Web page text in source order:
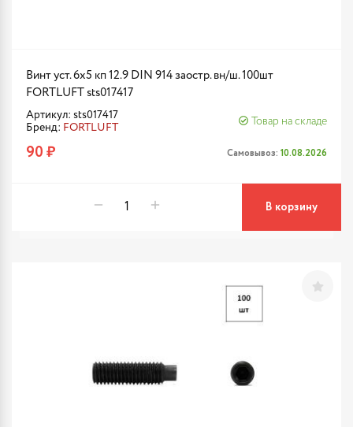
Винт уст. 6х5 кп 12.9 DIN 914 заостр. вн/ш. 100шт
FORTLUFT sts017417
Артикул: sts017417
Бренд: FORTLUFT
Товар на складе
90 ₽ Самовывоз: 10.08.2026
В корзину